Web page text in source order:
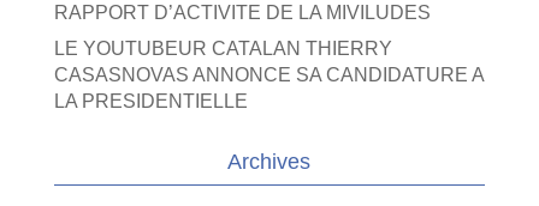
RAPPORT D’ACTIVITE DE LA MIVILUDES
LE YOUTUBEUR CATALAN THIERRY
CASASNOVAS ANNONCE SA CANDIDATURE A
LA PRESIDENTIELLE
Archives